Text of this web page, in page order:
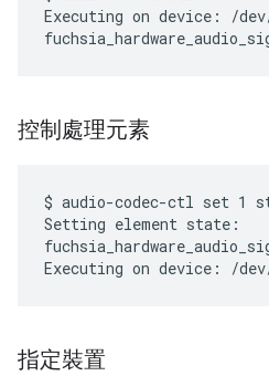
Executing on device: /
控制處理元素
$ audio-codec-ctl set 1
Setting element state:
指定裝置